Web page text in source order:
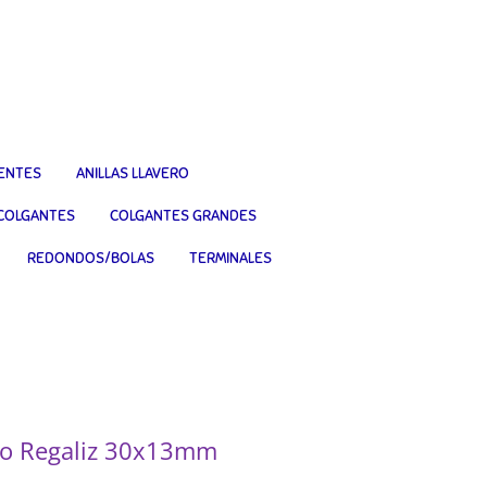
ANILLAS LLAVERO
COLGANTES GRANDES
REDONDOS/BOLAS TERMINALES
Regaliz 30x13mm